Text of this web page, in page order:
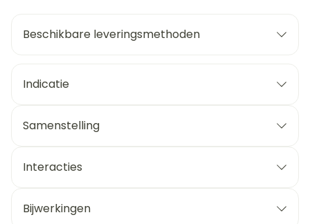
Beschikbare leveringsmethoden
Indicatie
Samenstelling
Interacties
Bijwerkingen